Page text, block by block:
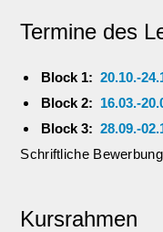
Termine des
Block 1:20.10.-
Block 2: 16.03.-
Block 3:28.09.-
Schriftliche
Kursrahmen